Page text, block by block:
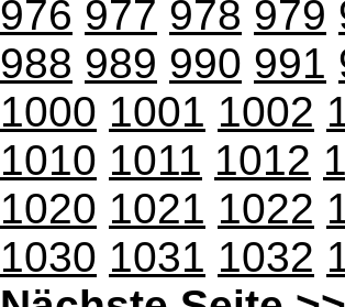
976 977 978 979
988 989 990 991
1000 1001 1002
1010 1011 1012
1020 1021 1022
1030 1031 1032